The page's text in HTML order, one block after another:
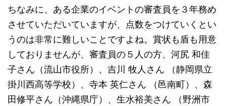
ちなみに、ある企業のイベントの審査員を３年務め
させていただいていますが、点数をつけていくとい
うのは非常に難しいことですよね。賞状も盾も用意
しておりませんが、審査員の５人の方、河尻 和佳
子さん（流山市役所）、吉川 牧人さん （静岡県立
掛川西高等学校）、寺本 英仁さん （邑南町）、森
田修平さん（沖縄県庁）、生水裕美さん （野洲市